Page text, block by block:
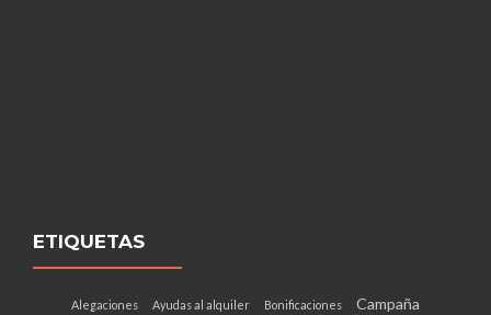
ETIQUETAS
Alegaciones Ayudas al alquiler Bonificaciones Campaña